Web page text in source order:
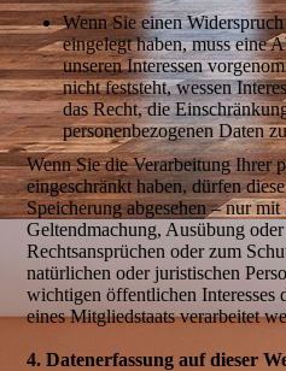
Wenn Sie einen
eingelegt haben, muss eine
unseren Interessen
nicht feststeht, wessen
das Recht, die
personenbezogenen Daten
Wenn Sie die Verarbeitung Ihrer
eingeschränkt haben, dürfen
Speicherung abgesehen – nur
Geltendmachung, Ausübung
Rechtsansprüchen oder zum
natürlichen oder juristischen
wichtigen öffentlichen Interesses
eines Mitgliedstaats verarbeitet
4. Datenerfassung auf dieser